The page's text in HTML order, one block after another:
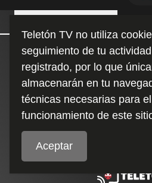
Teletín junto a sus amigos
enseñan una importante lección.
Duración:
4:59
Teletón TV no utiliza
seguimiento de tu
registrado, por lo que
almacenarán en tu
técnicas necesarias para
funcionamiento de este
Aceptar